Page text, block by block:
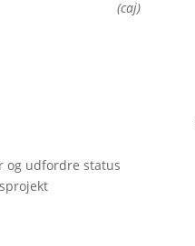
(caj)
og udfordre status